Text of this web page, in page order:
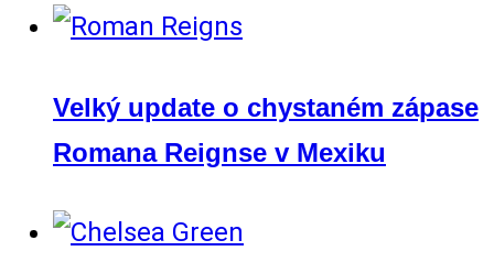
Velký update o chystaném zápase
Romana Reignse v Mexiku